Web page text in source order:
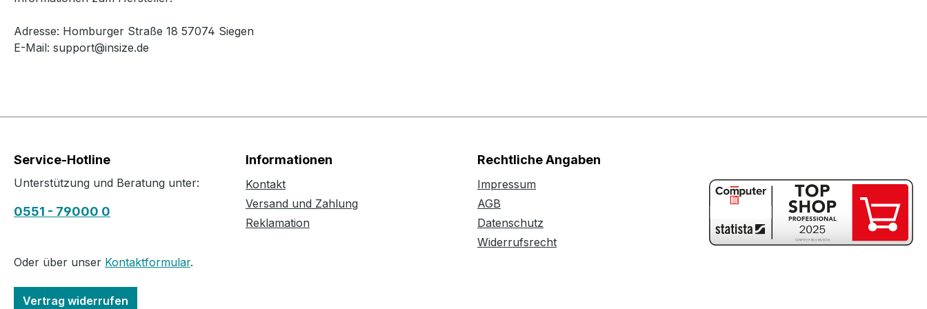
Adresse: Homburger Straße 18 57074 Siegen
E-Mail: support@insize.de
Service-Hotline
Unterstützung und Beratung unter:
0551 - 79000 0
Oder über unser Kontaktformular.
Vertrag widerrufen
Informationen
Kontakt
Versand und Zahlung
Reklamation
Rechtliche Angaben
Impressum
AGB
Datenschutz
Widerrufsrecht